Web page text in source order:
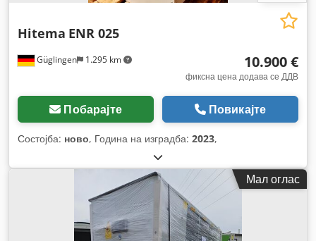
Güglingen 1.295 km
Hitema ENR 025
10.900 €
фиксна цена додава се ДДВ
Побарајте Повикајте
Состојба: ново, Година на изградба: 2023,
Мал оглас